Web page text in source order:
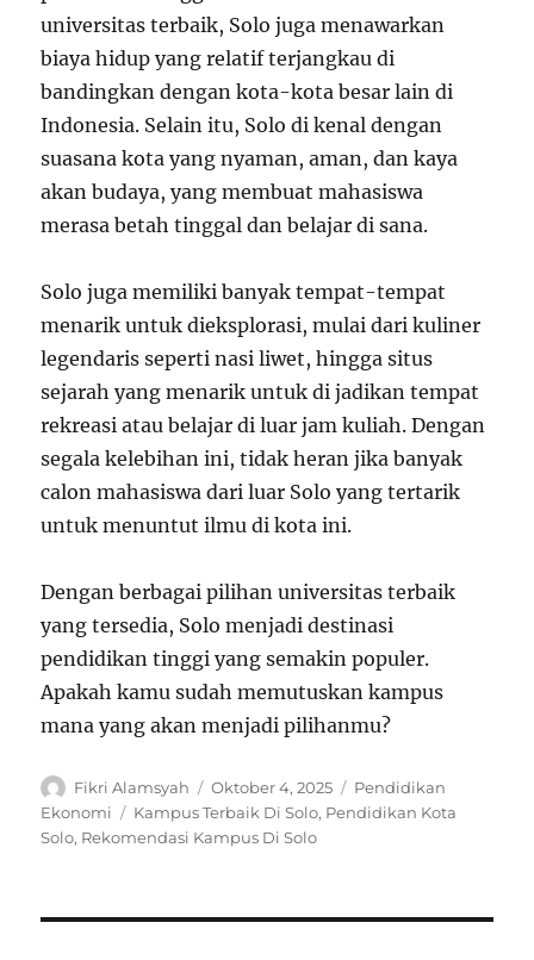
universitas terbaik, Solo juga menawarkan
biaya hidup yang relatif terjangkau di
bandingkan dengan kota-kota besar lain di
Indonesia. Selain itu, Solo di kenal dengan
suasana kota yang nyaman, aman, dan kaya
akan budaya, yang membuat mahasiswa
merasa betah tinggal dan belajar di sana.
Solo juga memiliki banyak tempat-tempat
menarik untuk dieksplorasi, mulai dari kuliner
legendaris seperti nasi liwet, hingga situs
sejarah yang menarik untuk di jadikan tempat
rekreasi atau belajar di luar jam kuliah. Dengan
segala kelebihan ini, tidak heran jika banyak
calon mahasiswa dari luar Solo yang tertarik
untuk menuntut ilmu di kota ini.
Dengan berbagai pilihan universitas terbaik
yang tersedia, Solo menjadi destinasi
pendidikan tinggi yang semakin populer.
Apakah kamu sudah memutuskan kampus
mana yang akan menjadi pilihanmu?
Author
Fikri Alamsyah
Posted
on
Oktober 4, 2025 Categories
Pendidikan
Ekonomi
Tags
Kampus Terbaik Di Solo, Pendidikan Kota
Solo, Rekomendasi Kampus Di Solo